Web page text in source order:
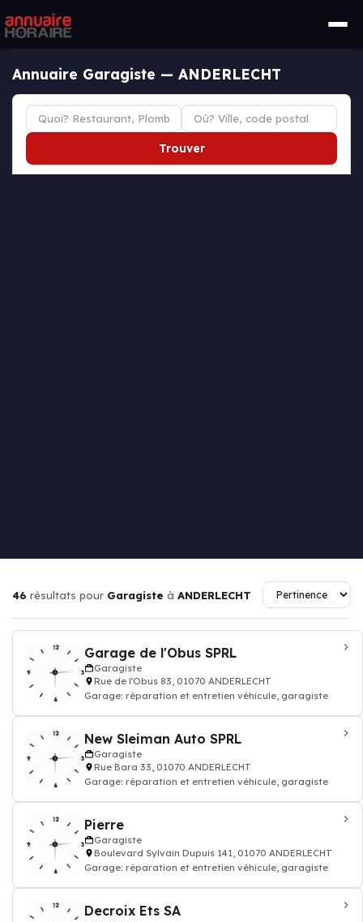
Annuaire Garagiste — ANDERLECHT
Trouver
46 résultats pour Garagiste à ANDERLECHT
Garage de l'Obus SPRL
Garagiste
Rue de l'Obus 83, 01070 ANDERLECHT
Garage: réparation et entretien véhicule, garagiste
New Sleiman Auto SPRL
Garagiste
Rue Bara 33, 01070 ANDERLECHT
Garage: réparation et entretien véhicule, garagiste
Pierre
Garagiste
Boulevard Sylvain Dupuis 141, 01070 ANDERLECHT
Garage: réparation et entretien véhicule, garagiste
Decroix Ets SA